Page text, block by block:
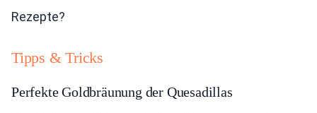
Rezepte?
Tipps & Tricks
Perfekte Goldbräunung der Quesadillas